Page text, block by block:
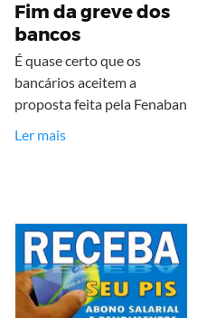
Fim da greve dos
bancos
É quase certo que os
bancários aceitem a
proposta feita pela Fenaban
Ler mais